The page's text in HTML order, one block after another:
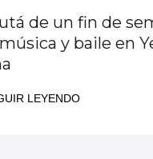
de un fin de
y baile en
LEYENDO